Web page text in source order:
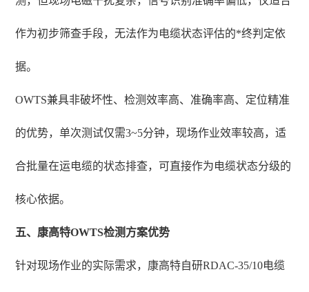
作为初步筛查手段，无法作为电缆状态评估的*终判定依
据。
OWTS兼具非破坏性、检测效率高、准确率高、定位精准
的优势，单次测试仅需3~5分钟，现场作业效率较高，适
合批量在运电缆的状态排查，可直接作为电缆状态分级的
核心依据。
五、康高特OWTS检测方案优势
针对现场作业的实际需求，康高特自研RDAC-35/10电缆